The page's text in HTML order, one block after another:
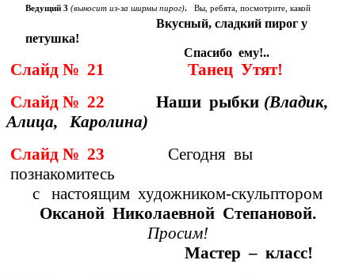
Ведущий 3 (выносит из-за ширмы пирог). Вы, ребята, посмотрите, какой
Вкусный, сладкий пирог у
петушка!
Спасибо ему!..
Слайд № 21 Танец Утят!
Слайд № 22 Наши рыбки (Владик,
Алица, Каролина)
Слайд № 23
Сегодня вы
познакомитесь
с настоящим художником-скульптором
Оксаной Николаевной Степановой.
Просим!
Мастер – класс!